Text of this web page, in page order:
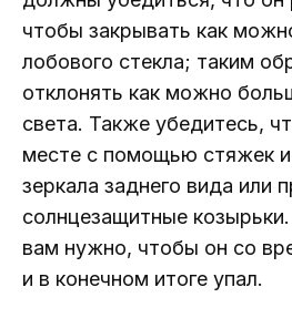
чтобы закрывать как
лобового стекла; таким
отклонять как можно
света. Также убедитесь,
месте с помощью стяжек и
зеркала заднего вида или
солнцезащитные
вам нужно, чтобы он со
и в конечном итоге упал.